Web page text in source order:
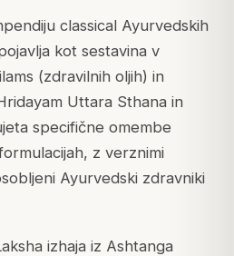
classical Ayurvedskih
kot sestavina v
(zdravilnih oljih) in
Uttara Sthana in
specifične omembe
z verznimi
Ayurvedski zdravniki
izhaja iz Ashtanga